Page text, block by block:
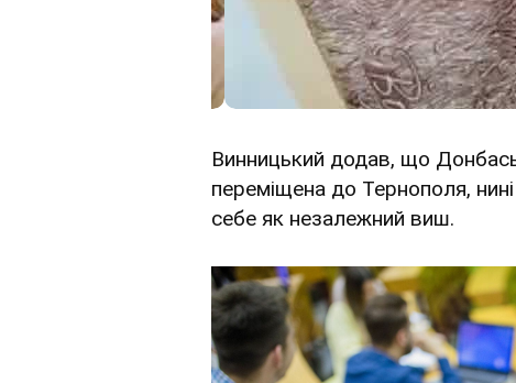
Винницький додав, що
переміщена до Тернополя,
себе як незалежний виш.